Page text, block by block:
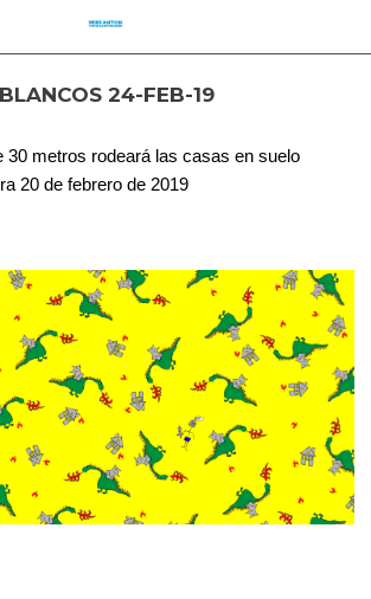
24-FEB-19
30 metros rodeará las casas en suelo
20 de febrero de 2019